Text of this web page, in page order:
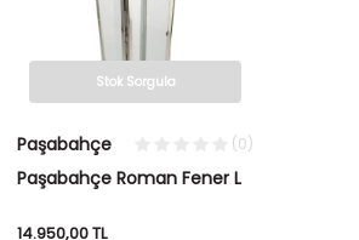
Stok Sorgula
Paşabahçe (0)
Paşabahçe Roman Fener L
14.950,00TL